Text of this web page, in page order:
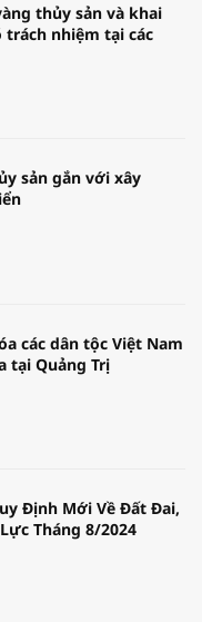
thủy sản và khai
trách nhiệm tại các
sản gắn với xây
các dân tộc Việt Nam
tại Quảng Trị
Định Mới Về Đất Đai,
Tháng 8/2024